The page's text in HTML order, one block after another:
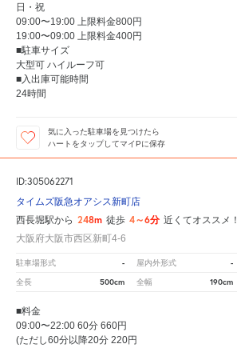
日・祝
09:00〜19:00 上限料金800円
19:00〜09:00 上限料金400円
■駐車サイズ
大型可 ハイルーフ可
■入出庫可能時間
24時間
気に入った駐車場を見つけたら
ハートをタップしてマイPに保存
ID:305062271
タイムズ阪急オアシス新町店
西長堀駅から 248m 徒歩 4～6分 近くてオススメ！
大阪府大阪市西区新町4-6
駐車場形式 - 屋内外形式 -
全長 500cm 全幅 190cm
■料金
09:00〜22:00 60分 660円
(ただし60分以降20分 220円